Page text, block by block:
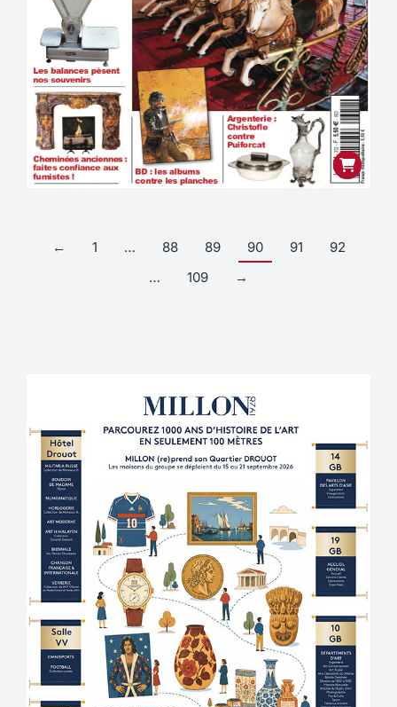
← 1 … 88 89 90 91
92
…
109 →